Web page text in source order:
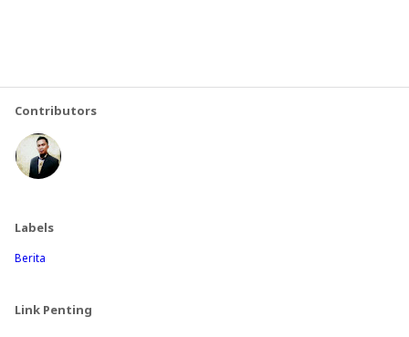
Contributors
Labels
Berita
Link Penting